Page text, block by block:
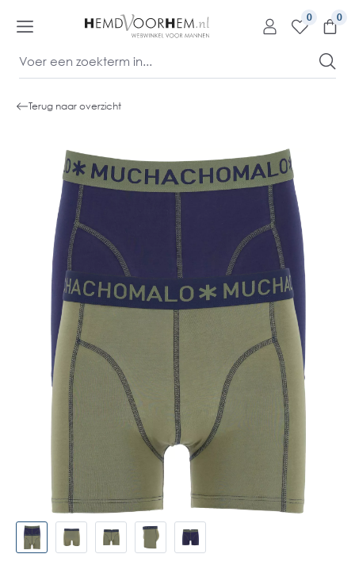
0
Terug naar overzicht